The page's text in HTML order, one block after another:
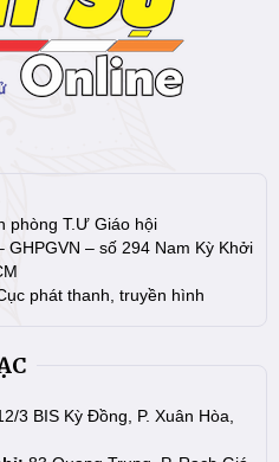
phòng T.Ư Giáo hội
GHPGVN – số 294 Nam Kỳ Khởi
phát thanh, truyền hình
3 BIS Kỳ Đồng, P. Xuân Hòa,